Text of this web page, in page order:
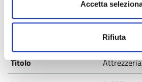
Accetta
Rifiuta
Attrezzeria